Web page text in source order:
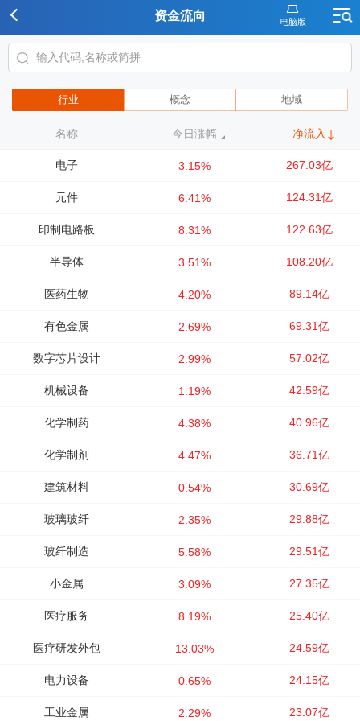
资金流向
行业 概念 地域
名称 今日涨幅 净流入
电子 3.15% 267.03亿
元件 6.41% 124.31亿
印制电路板 8.31% 122.63亿
半导体 3.51% 108.20亿
医药生物 4.20% 89.14亿
有色金属 2.69% 69.31亿
数字芯片设计 2.99% 57.02亿
机械设备 1.19% 42.59亿
化学制药 4.38% 40.96亿
化学制剂 4.47% 36.71亿
建筑材料 0.54% 30.69亿
玻璃玻纤 2.35% 29.88亿
玻纤制造 5.58% 29.51亿
小金属 3.09% 27.35亿
医疗服务 8.19% 25.40亿
医疗研发外包 13.03% 24.59亿
电力设备 0.65% 24.15亿
工业金属 2.29% 23.07亿